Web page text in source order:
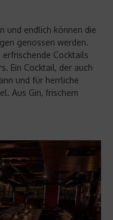
und endlich können die
genossen werden.
Cocktails
Ein Cocktail, der auch
und für herrliche
Aus Gin, frischem